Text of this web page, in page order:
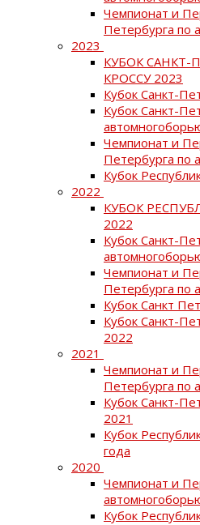
Чемпионат и
Петербурга по
2023
КУБОК САНКТ-
КРОССУ 2023
Кубок Санкт-
Кубок Санкт-
Чемпионат и
Петербурга по
Кубок
2022
КУБОК
2022
Кубок Санкт-
Чемпионат и
Петербурга по
Кубок Санкт
Кубок Санкт-
2022
2021
Чемпионат и
Петербурга по
Кубок Санкт-
2021
Кубок
года
2020
Чемпионат и
Кубок